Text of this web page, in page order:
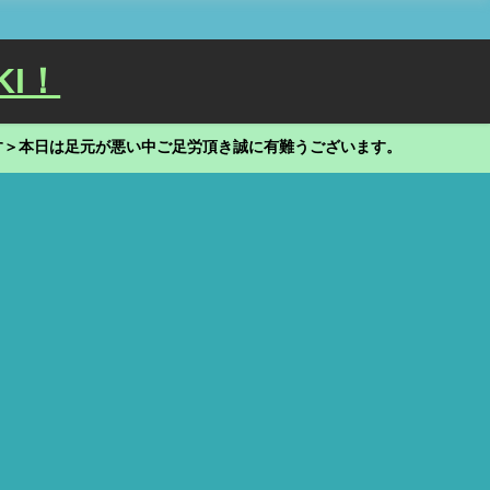
！
本日は足元が悪い中ご足労頂き誠に有難うございます。